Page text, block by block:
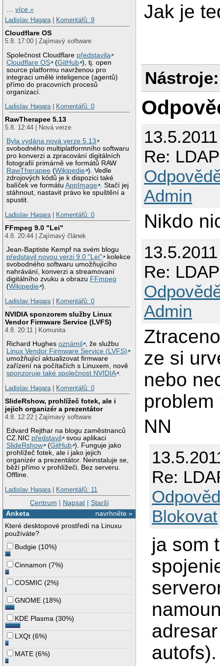
…více »
Ladislav Hagara| Komentářů: 9
Cloudflare OS
5.8. 17:00 | Zajímavý software
Společnost Cloudflare představila
Cloudflare OS
(GitHub ), tj. open
source platformu navrženou pro
integraci umělé inteligence (agentů)
přímo do pracovních procesů
organizací.
Ladislav Hagara| Komentářů: 0
RawTherapee 5.13
5.8. 12:44 | Nová verze
Byla vydána nová verze 5.13
svobodného multiplatformního softwaru
pro konverzi a zpracování digitálních
fotografií primárně ve formátů RAW
RawTherapee (Wikipedie ). Vedle
zdrojových kódů je k dispozici také
balíček ve formátuAppImage . Stačí jej
stáhnout, nastavit právo ke spuštění a
spustit.
Ladislav Hagara| Komentářů: 0
FFmpeg 9.0 "Lei"
4.8. 20:44 | Zajímavý článek
Jean-Baptiste Kempf na svém blogu
představil novou verzi 9.0 "Lei"
kolekce
svobodného softwaru umožňujícího
nahrávání, konverzi a streamovaní
digitálního zvuku a obrazu FFmpeg
(Wikipedie ).
Ladislav Hagara| Komentářů: 0
NVIDIA sponzorem služby Linux
Vendor Firmware Service (LVFS)
4.8. 20:11 | Komunita
Richard Hughesoznámil
, že službu
Linux Vendor Firmware Service (LVFS)
umožňující aktualizovat firmware
zařízení na počítačích s Linuxem, nově
sponzoruje také společnost NVIDIA .
Ladislav Hagara| Komentářů: 0
SlideRshow, prohlížeč fotek, ale i
jejich organizér a prezentátor
4.8. 12:22 | Zajímavý software
Edvard Rejthar na blogu zaměstnanců
CZ.NIC představil
svou aplikaci
SlideRshow
(GitHub ). Funguje jako
prohlížeč fotek, ale i jako jejich
organizér a prezentátor. Neinstaluje se,
běží přímo v prohlížeči. Bez serveru.
Offline.
Ladislav Hagara| Komentářů: 11
Centrum | Napsat| Starší
navrhněte »
Anketa
Které desktopové prostředí na Linuxu
používáte?
Budgie (10%)
Cinnamon (7%)
COSMIC (2%)
GNOME (18%)
KDE Plasma (30%)
LXQt (6%)
MATE (6%)
Jak je
Nástroje:
Re:
Admin
Nikdo
Re:
Admin
ze si
nebo
problem
NN
Re:
Blokovat
ja som
autofs).